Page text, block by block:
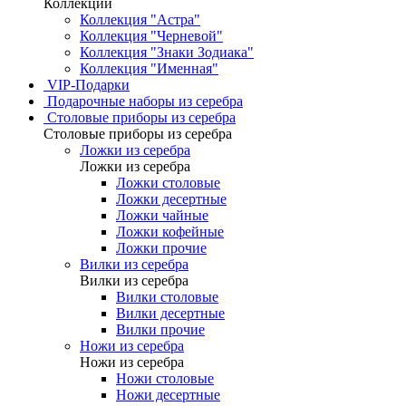
Коллекции
Коллекция "Астра"
Коллекция "Черневой"
Коллекция "Знаки Зодиака"
Коллекция "Именная"
VIP-Подарки
Подарочные наборы из серебра
Столовые приборы из серебра
Столовые приборы из серебра
Ложки из серебра
Ложки из серебра
Ложки столовые
Ложки десертные
Ложки чайные
Ложки кофейные
Ложки прочие
Вилки из серебра
Вилки из серебра
Вилки столовые
Вилки десертные
Вилки прочие
Ножи из серебра
Ножи из серебра
Ножи столовые
Ножи десертные